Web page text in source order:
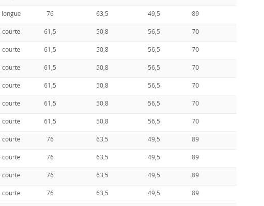
longue 76 63,5 49,5 89
courte 61,5 50,8 56,5 70
courte 61,5 50,8 56,5 70
courte 61,5 50,8 56,5 70
courte 61,5 50,8 56,5 70
courte 61,5 50,8 56,5 70
courte 61,5 50,8 56,5 70
courte 76 63,5 49,5 89
courte 76 63,5 49,5 89
courte 76 63,5 49,5 89
courte 76 63,5 49,5 89